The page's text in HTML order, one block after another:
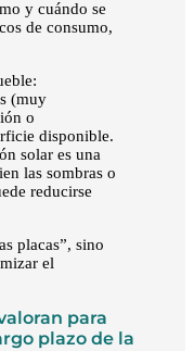
y cuándo se
de consumo,
(muy
o
disponible.
solar es una
las sombras o
reducirse
placas”, sino
el
para
plazo de la